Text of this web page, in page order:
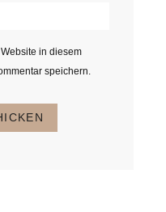
in diesem
speichern.